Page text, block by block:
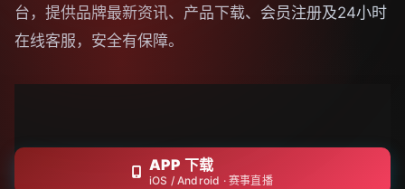
台，提供品牌最新资讯、产品下载、会员注册及24小时
在线客服，安全有保障。
APP 下载
iOS / Android · 赛事直播